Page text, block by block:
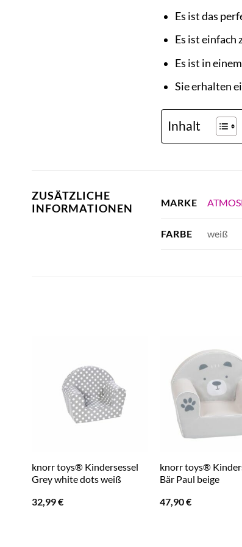
Es ist das
Es ist einfach
Es ist in
Sie erhalten
Inhalt
ZUSÄTZLICHE
INFORMATIONEN
MARKE
FARBE weiß
knorr toys® Kindersessel
Grey white dots weiß
32,99€
knorr toys®
Bär Paul beige
47,90€